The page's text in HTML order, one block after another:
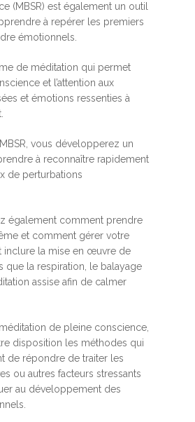
(MBSR) est également un outil
à repérer les premiers
émotionnels.
de méditation qui permet
et l’attention aux
et émotions ressenties à
vous développerez un
à reconnaître rapidement
de perturbations
également comment prendre
et comment gérer votre
inclure la mise en œuvre de
que la respiration, le balayage
assise afin de calmer
de pleine conscience,
disposition les méthodes qui
de répondre de traiter les
ou autres facteurs stressants
au développement des